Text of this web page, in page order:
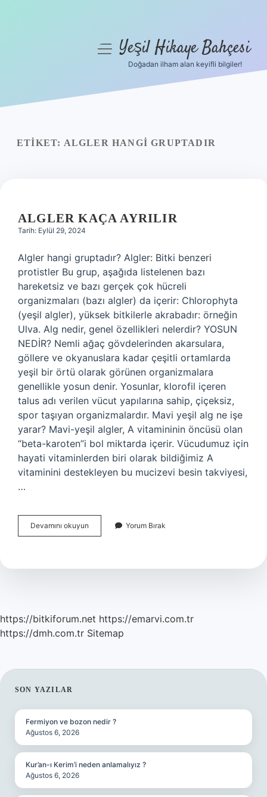
Yasal Uyarı
menüyüYeşil Hikaye Bahçesi
Doğadan ilham alan keyifli bilgiler!
ETIKET: ALGLER HANGI GRUPTADIR
ALGLER KAÇA AYRILIR
Tarih: Eylül 29, 2024
Algler hangi gruptadır? Algler: Bitki benzeri
protistler Bu grup, aşağıda listelenen bazı
hareketsiz ve bazı gerçek çok hücreli
organizmaları (bazı algler) da içerir: Chlorophyta
(yeşil algler), yüksek bitkilerle akrabadır: örneğin
Ulva. Alg nedir, genel özellikleri nelerdir? YOSUN
NEDİR? Nemli ağaç gövdelerinden akarsulara,
göllere ve okyanuslara kadar çeşitli ortamlarda
yeşil bir örtü olarak görünen organizmalara
genellikle yosun denir. Yosunlar, klorofil içeren
talus adı verilen vücut yapılarına sahip, çiçeksiz,
spor taşıyan organizmalardır. Mavi yeşil alg ne işe
yarar? Mavi-yeşil algler, A vitamininin öncüsü olan
“beta-karoten”i bol miktarda içerir. Vücudumuz için
hayati vitaminlerden biri olarak bildiğimiz A
vitaminini destekleyen bu mucizevi besin takviyesi,
…
Devamını okuyun
Kaça
Yorum Bırak
https://bitkiforum.net https://emarvi.com.tr
https://dmh.com.tr Sitemap
SIDEBAR
SON YAZILAR
Fermiyon ve bozon nedir ?
Ağustos 6, 2026
Kur’an-ı Kerim’i neden anlamalıyız ?
Ağustos 6, 2026